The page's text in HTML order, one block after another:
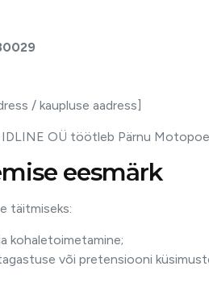
/ kaupluse aadress]
OÜ töötleb Pärnu
eesmärk
täitmiseks:
kohaletoimetamine;
või pretensiooni